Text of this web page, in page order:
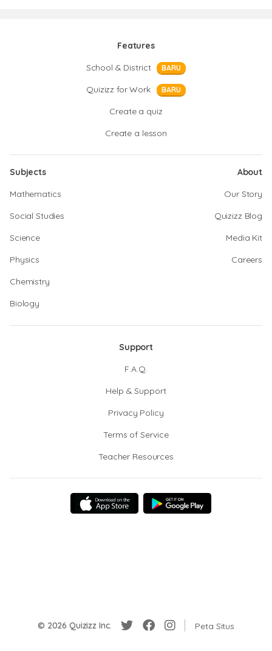
Features
School & District
BARU
Quizizz for Work BARU
Create a quiz
Create a lesson
Subjects
Mathematics
Social Studies
Science
Physics
Chemistry
Biology
About
Our Story
Quizizz Blog
Media Kit
Careers
Support
F.A.Q.
Help & Support
Privacy Policy
Terms of Service
Teacher Resources
© 2026 Quizizz Inc. Peta Situs